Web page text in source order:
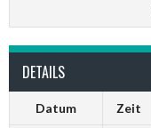
DETAILS
Datum Zeit